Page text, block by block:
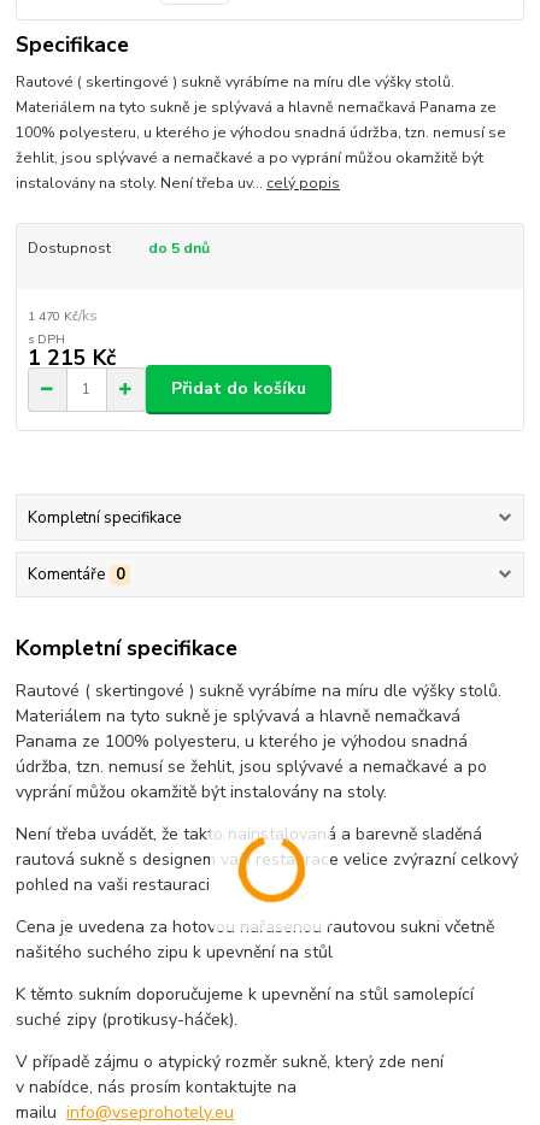
Specifikace
Rautové ( skertingové ) sukně vyrábíme na míru dle výšky stolů.
Materiálem na tyto sukně je splývavá a hlavně nemačkavá Panama ze
100% polyesteru, u kterého je výhodou snadná údržba, tzn. nemusí se
žehlit, jsou splývavé a nemačkavé a po vyprání můžou okamžitě být
instalovány na stoly. Není třeba uv... celý popis
Dostupnost do 5 dnů
1 470 Kč/ks
1 215 Kč
Přidat do košíku
Kompletní specifikace
Komentáře 0
Kompletní specifikace
Rautové ( skertingové ) sukně vyrábíme na míru dle výšky stolů.
Materiálem na tyto sukně je splývavá a hlavně nemačkavá
Panama ze 100% polyesteru, u kterého je výhodou snadná
údržba, tzn. nemusí se žehlit, jsou splývavé a nemačkavé a po
vyprání můžou okamžitě být instalovány na stoly.
Není třeba uvádět, že takto nainstalovaná a barevně sladěná
rautová sukně s designem vaší restaurace velice zvýrazní celkový
pohled na vaši restauraci.
Cena je uvedena za hotovou nařasenou rautovou sukni včetně
našitého suchého zipu k upevnění na stůl
K těmto sukním doporučujeme k upevnění na stůl samolepící
suché zipy (protikusy-háček).
V případě zájmu o atypický rozměr sukně, který zde není
v nabídce, nás prosím kontaktujte na
mailuinfo@vseprohotely.eu